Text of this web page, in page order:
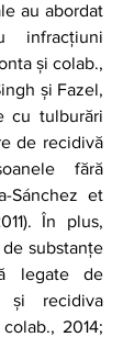
au abordat
infracțiuni
și colab.,
și Fazel,
cu tulburări
de recidivă
fără
Sánchez et
În plus,
substanțe
legate de
și recidiva
2014;